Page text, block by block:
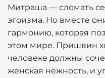
Митраша — сломать
эгоизма. Но вместе
гармонию, которая
этом мире. Пришвин
человеке должны
женская нежность, и